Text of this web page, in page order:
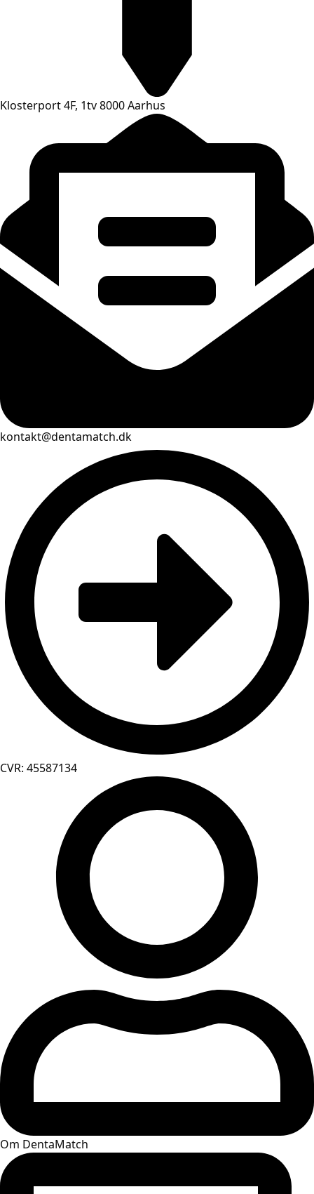
Klosterport 4F, 1tv 8000 Aarhus
kontakt@dentamatch.dk
CVR: 45587134
Om DentaMatch